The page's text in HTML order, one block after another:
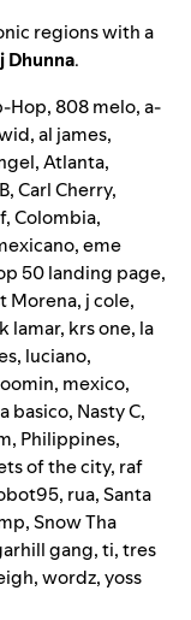
regions with a
Dhunna.
Hop, 808 melo,a-
,al james,
,Atlanta,
,Carl Cherry,
,Colombia,
,eme
50 landing page,
Morena, j cole,
lamar, krs one, la
, luciano,
, mexico,
basico, Nasty C,
, Philippines,
of the city, raf
, rua,Santa
,Snow Tha
gang,ti,tres
,wordz,yoss